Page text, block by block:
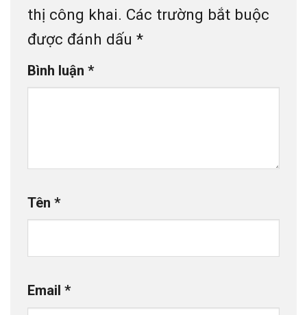
thị công khai. Các trường bắt buộc
được đánh dấu *
Bình luận *
Tên *
Email *